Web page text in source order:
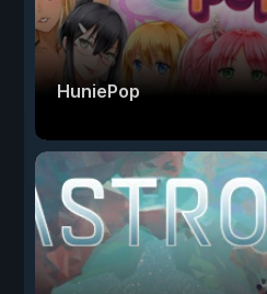
HuniePop